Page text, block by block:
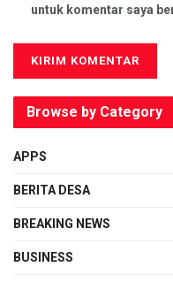
untuk komentar saya
Browse by Category
APPS
BERITA DESA
BREAKING NEWS
BUSINESS